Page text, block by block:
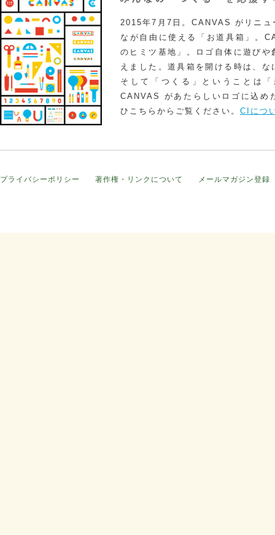
2015年7月7日。CANVAS がリニュ
なが自由に使える「お道具箱」。
のヒミツ基地」。ロゴ自体に遊び
えました。道具箱を開ける時は、
そして「つくる」ということは
CANVAS があたらしいロゴに込め
ひこちらからご覧ください。 CIにつ
プライバシーポリシー 著作権・リンクについて メールマガジン登録